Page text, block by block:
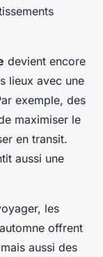
devient encore
lieux avec une
exemple, des
maximiser le
en transit.
aussi une
les
offrent
aussi des